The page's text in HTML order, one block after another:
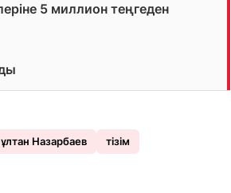
5 миллион теңгеден
Назарбаев тізім